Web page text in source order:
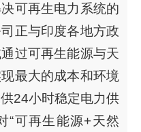
可再生电力系统的
正与印度各地方政
过可再生能源与天
最大的成本和环境
24小时稳定电力供
“可再生能源+天然